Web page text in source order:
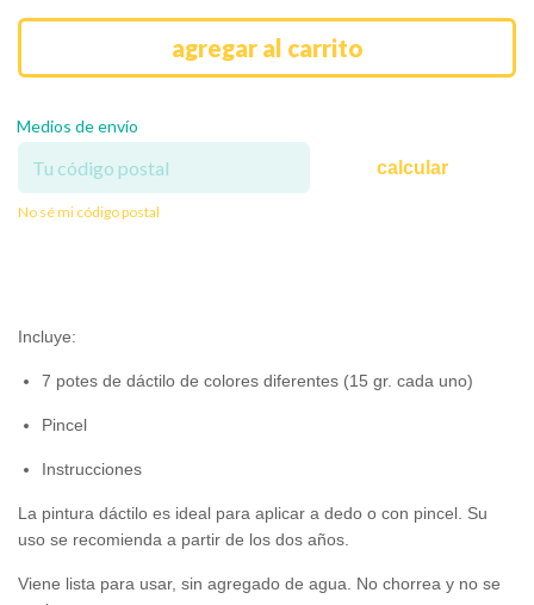
Medios de envío
calcular
No sé mi código postal
Incluye:
7 potes de dáctilo de colores diferentes (15 gr. cada uno)
Pincel
Instrucciones
La pintura dáctilo es ideal para aplicar a dedo o con pincel. Su
uso se recomienda a partir de los dos años.
Viene lista para usar, sin agregado de agua. No chorrea y no se